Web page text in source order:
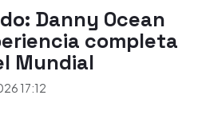
Danny Ocean
completa
Mundial
17:12